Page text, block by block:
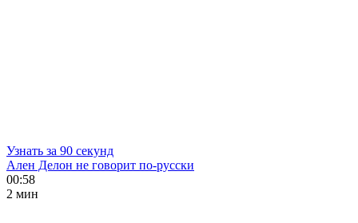
Узнать за 90 секунд
Ален Делон не говорит по-русски
00:58
2 мин